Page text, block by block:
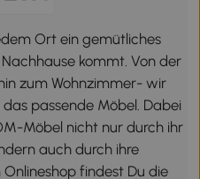
Ort ein gemütliches
kommt. Von der
zum Wohnzimmer- wir
passende Möbel. Dabei
Möbel nicht nur durch ihr
auch durch ihre
findest Du die